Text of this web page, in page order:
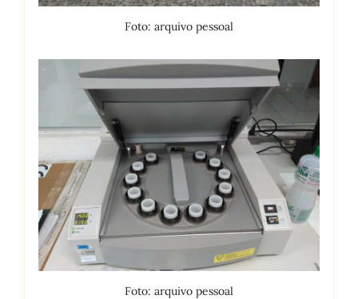
Foto: arquivo pessoal
Foto: arquivo pessoal